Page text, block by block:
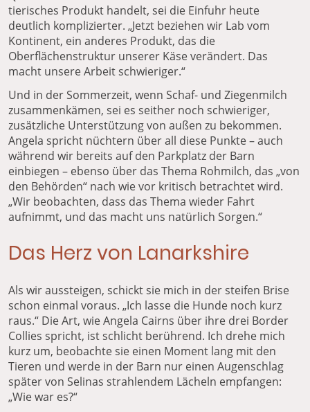
tierisches Produkt handelt, sei die Einfuhr heute
deutlich komplizierter. „Jetzt beziehen wir Lab vom
Kontinent, ein anderes Produkt, das die
Oberflächenstruktur unserer Käse verändert. Das
macht unsere Arbeit schwieriger.“
Und in der Sommerzeit, wenn Schaf- und Ziegenmilch
zusammenkämen, sei es seither noch schwieriger,
zusätzliche Unterstützung von außen zu bekommen.
Angela spricht nüchtern über all diese Punkte – auch
während wir bereits auf den Parkplatz der Barn
einbiegen – ebenso über das Thema Rohmilch, das „von
den Behörden“ nach wie vor kritisch betrachtet wird.
„Wir beobachten, dass das Thema wieder Fahrt
aufnimmt, und das macht uns natürlich Sorgen.“
Das Herz von Lanarkshire
Als wir aussteigen, schickt sie mich in der steifen Brise
schon einmal voraus. „Ich lasse die Hunde noch kurz
raus.“ Die Art, wie Angela Cairns über ihre drei Border
Collies spricht, ist schlicht berührend. Ich drehe mich
kurz um, beobachte sie einen Moment lang mit den
Tieren und werde in der Barn nur einen Augenschlag
später von Selinas strahlendem Lächeln empfangen:
„Wie war es?“